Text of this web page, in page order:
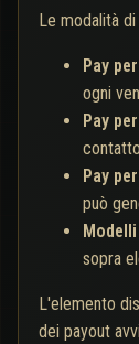
Le modalità
Pay
ogni
Pay
Pay
può
sopra
L'elemento
dei payout